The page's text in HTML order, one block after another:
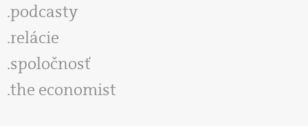
podcasty
relácie
spoločnosť
the economist